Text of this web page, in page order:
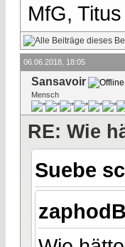
MfG,
06.06.2018, 18:05
Sansavoir
Mensch
RE: Wie
Suebe